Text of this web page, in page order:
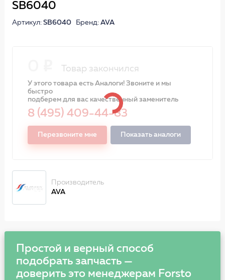
SB6040
Артикул: SB6040Бренд: AVA
Товар закончился
У этого товара есть Аналоги! Звоните и мы
быстро
подберем для вас качественный заменитель
8 (495) 409-44-83
Перезвоните мне Показать аналоги
Производитель
AVA
Простой и верный способ
подобрать запчасть —
доверить это менеджерам Forsto